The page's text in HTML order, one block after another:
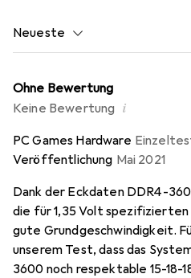
Neueste
Ohne Bewertung
Keine Bewertung i
PC Games Hardware
Veröffentlichung Mai 2021
Dank der Eckdaten DDR4-
die für 1,35 Volt spezifizierten
gute Grundgeschwindigkeit.
unserem Test, dass das
3600 noch respektable 15-18-